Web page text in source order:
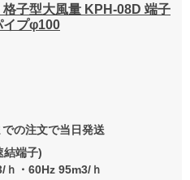
格子型大風量 KPH-08D 端子
イプφ100
の注文で当日発送
結端子)
ｈ・60Hz 95m3/ｈ